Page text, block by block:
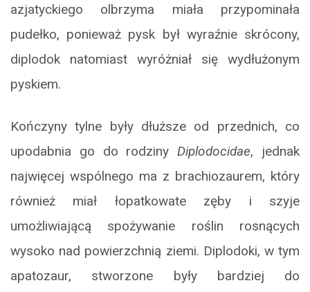
azjatyckiego olbrzyma miała przypominała
pudełko, ponieważ pysk był wyraźnie skrócony,
diplodok natomiast wyróżniał się wydłużonym
pyskiem.
Kończyny tylne były dłuższe od przednich, co
upodabnia go do rodzinyDiplodocidae, jednak
najwięcej wspólnego ma z brachiozaurem, który
również miał łopatkowate zęby i szyje
umożliwiającą spożywanie roślin rosnących
wysoko nad powierzchnią ziemi. Diplodoki, w tym
apatozaur, stworzone były bardziej do